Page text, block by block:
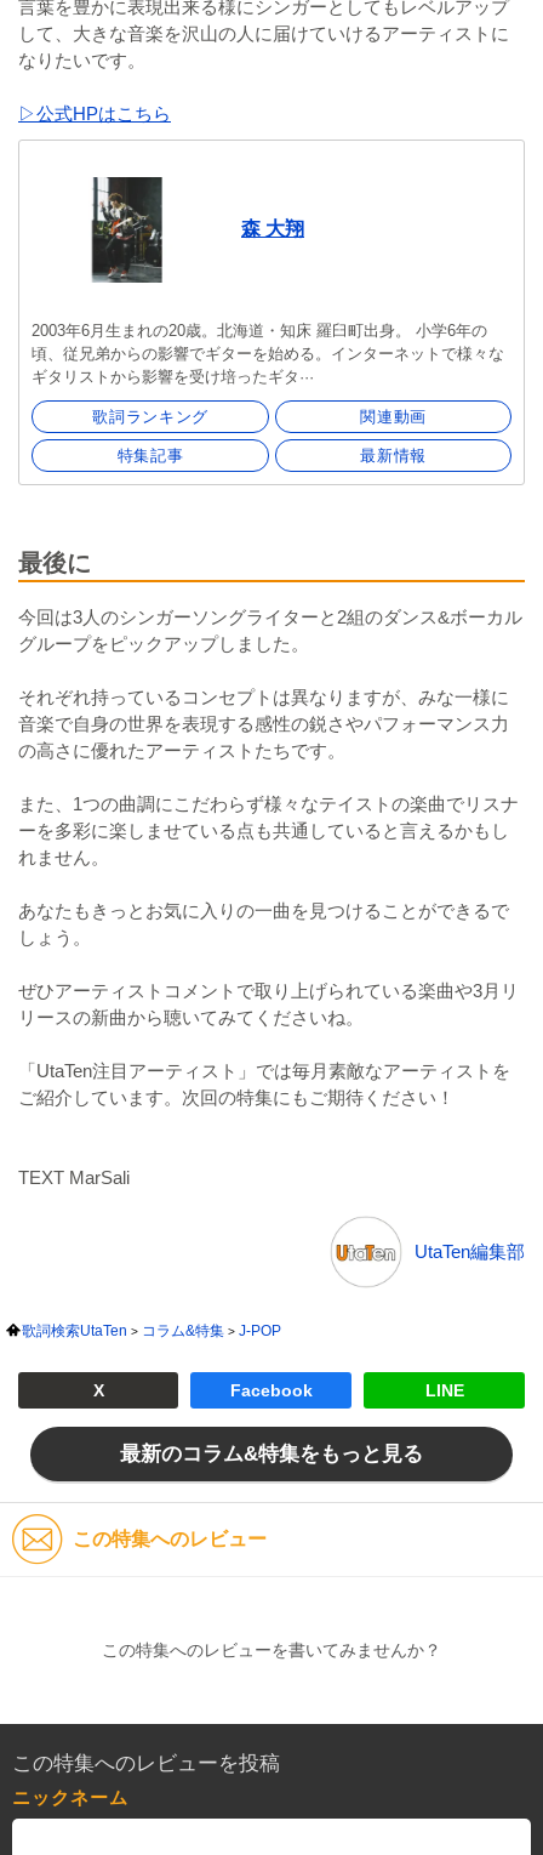
言葉を豊かに表現出来る様にシンガーとしてもレベルアップ
して、大きな音楽を沢山の人に届けていけるアーティストに
なりたいです。
▷公式HPはこちら
森 大翔
2003年6月生まれの20歳。北海道・知床 羅臼町出身。 小学6年の
頃、従兄弟からの影響でギターを始める。インターネットで様々な
ギタリストから影響を受け培ったギタ···
歌詞ランキング 関連動画
特集記事 最新情報
最後に
今回は3人のシンガーソングライターと2組のダンス&ボーカル
グループをピックアップしました。
それぞれ持っているコンセプトは異なりますが、みな一様に
音楽で自身の世界を表現する感性の鋭さやパフォーマンス力
の高さに優れたアーティストたちです。
また、1つの曲調にこだわらず様々なテイストの楽曲でリスナ
ーを多彩に楽しませている点も共通していると言えるかもし
れません。
あなたもきっとお気に入りの一曲を見つけることができるで
しょう。
ぜひアーティストコメントで取り上げられている楽曲や3月リ
リースの新曲から聴いてみてくださいね。
「UtaTen注目アーティスト」では毎月素敵なアーティストを
ご紹介しています。次回の特集にもご期待ください！
TEXT MarSali
UtaTen編集部
歌詞検索UtaTen コラム&特集 J-POP
X Facebook LINE
最新のコラム&特集をもっと見る
この特集へのレビュー
この特集へのレビューを書いてみませんか？
この特集へのレビューを投稿
ニックネーム